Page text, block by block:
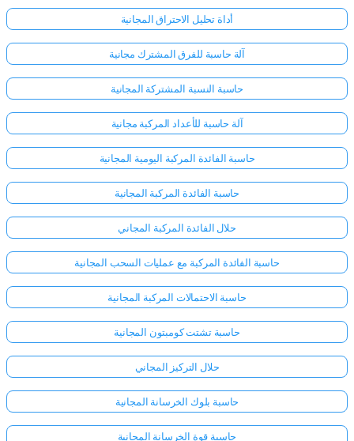
أداة تحليل الاحتراق المجانية
آلة حاسبة للفرق المشترك مجانية
حاسبة النسبة المشتركة المجانية
آلة حاسبة للأعداد المركبة مجانية
حاسبة الفائدة المركبة اليومية المجانية
حاسبة الفائدة المركبة المجانية
حلال الفائدة المركبة المجاني
حاسبة الفائدة المركبة مع عمليات السحب المجانية
حاسبة الاحتمالات المركبة المجانية
حاسبة تشتت كومبتون المجانية
حلال التركيز المجاني
حاسبة بلوك الخرسانة المجانية
حاسبة قوة الخرسانة المجانية